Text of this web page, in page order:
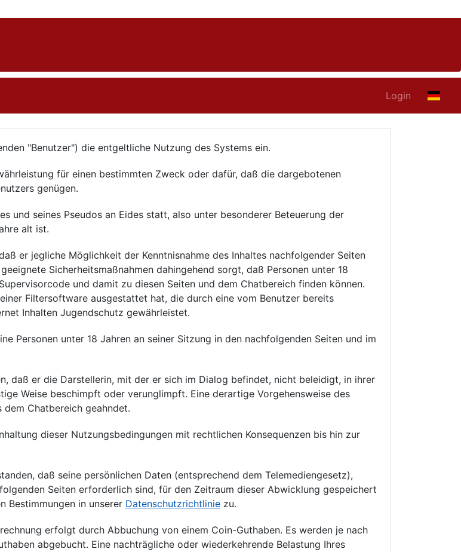
Login
"Benutzer") die entgeltliche Nutzung des Systems ein.
für einen bestimmten Zweck oder dafür, daß die dargebotenen
genügen.
und seines Pseudos an Eides statt, also unter besonderer Beteuerung der
alt ist.
er jegliche Möglichkeit der Kenntnisnahme des Inhaltes nachfolgender Seiten
Sicherheitsmaßnahmen dahingehend sorgt, daß Personen unter 18
und damit zu diesen Seiten und dem Chatbereich finden können.
Filtersoftware ausgestattet hat, die durch eine vom Benutzer bereits
Inhalten Jugendschutz gewährleistet.
Personen unter 18 Jahren an seiner Sitzung in den nachfolgenden Seiten und im
daß er die Darstellerin, mit der er sich im Dialog befindet, nicht beleidigt, in ihrer
Weise beschimpft oder verunglimpft. Eine derartige Vorgehensweise des
Chatbereich geahndet.
dieser Nutzungsbedingungen mit rechtlichen Konsequenzen bis hin zur
daß seine persönlichen Daten (entsprechend dem Telemediengesetz),
Seiten erforderlich sind, für den Zeitraum dieser Abwicklung gespeichert
Bestimmungen in unserer Datenschutzrichtlinie zu.
erfolgt durch Abbuchung von einem Coin-Guthaben. Es werden je nach
abgebucht. Eine nachträgliche oder wiederkehrende Belastung Ihres